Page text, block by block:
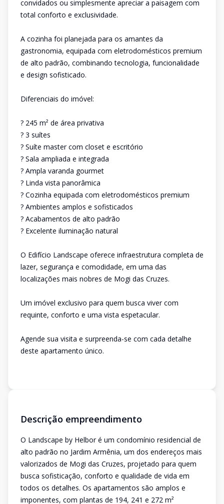
convidados ou simplesmente apreciar a paisagem com
total conforto e exclusividade.
A cozinha foi planejada para os amantes da
gastronomia, equipada com eletrodomésticos premium
de alto padrão, combinando tecnologia, funcionalidade
e design sofisticado.
Diferenciais do imóvel:
? 245 m² de área privativa
? 3 suítes
? Suíte master com closet e escritório
? Sala ampliada e integrada
? Ampla varanda gourmet
? Linda vista panorâmica
? Cozinha equipada com eletrodomésticos premium
? Ambientes amplos e sofisticados
? Acabamentos de alto padrão
? Excelente iluminação natural
O Edifício Landscape oferece infraestrutura completa de
lazer, segurança e comodidade, em uma das
localizações mais nobres de Mogi das Cruzes.
Um imóvel exclusivo para quem busca viver com
requinte, conforto e uma vista espetacular.
Agende sua visita e surpreenda-se com cada detalhe
deste apartamento único.
Descrição empreendimento
O Landscape by Helbor é um condomínio residencial de
alto padrão no Jardim Armênia, um dos endereços mais
valorizados de Mogi das Cruzes, projetado para quem
busca sofisticação, conforto e qualidade de vida em
todos os detalhes. Os apartamentos são amplos e
imponentes, com plantas de 194, 241 e 272 m²